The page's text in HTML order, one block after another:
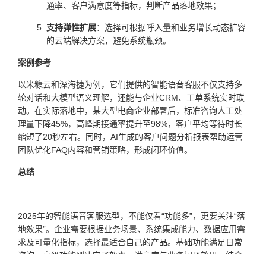
通率、客户满意度等指标，判断产品落地效果；
支持弹性扩展：选择可根据呼入量和业务增长动态扩容
的云端解决方案，避免系统瓶颈。
案例参考
以米糠云和深海捷为例，它们提供的智能语音客服不仅支持多
轮对话和大模型语义理解，还能与企业CRM、工单系统实时联
动。在实际落地中，某大型电商企业部署后，标准咨询人工处
理量下降45%，高峰期接通率提升至98%，客户平均等待时长
缩短了20秒左右。同时，AI生成的客户问题分析报表帮助运营
团队优化FAQ内容和营销策略，形成闭环价值。
总结
2025年的智能语音客服选型，不能仅看“功能多”，更要关注“落
地效果”。企业需要根据业务场景、系统集成能力、数据应用需
求及可量化指标，选择最适合自己的产品。基础功能满足日常